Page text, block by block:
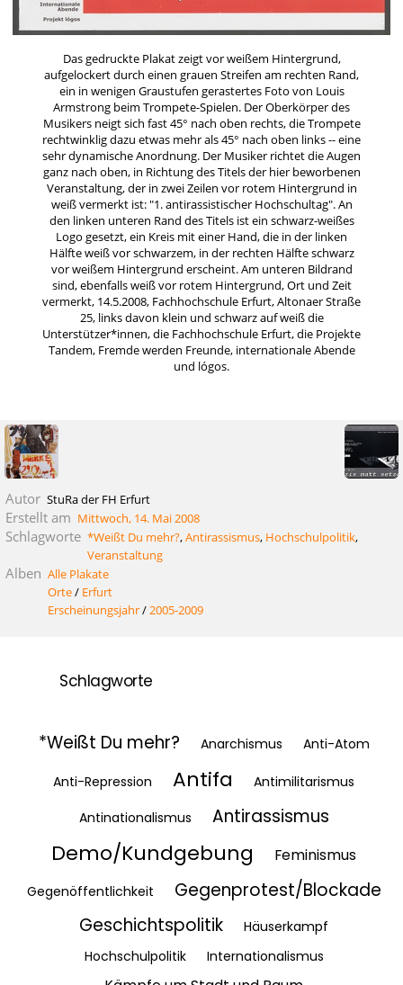
Das gedruckte Plakat zeigt vor weißem Hintergrund,
aufgelockert durch einen grauen Streifen am rechten Rand,
ein in wenigen Graustufen gerastertes Foto von Louis
Armstrong beim Trompete-Spielen. Der Oberkörper des
Musikers neigt sich fast 45° nach oben rechts, die Trompete
rechtwinklig dazu etwas mehr als 45° nach oben links -- eine
sehr dynamische Anordnung. Der Musiker richtet die Augen
ganz nach oben, in Richtung des Titels der hier beworbenen
Veranstaltung, der in zwei Zeilen vor rotem Hintergrund in
weiß vermerkt ist: "1. antirassistischer Hochschultag". An
den linken unteren Rand des Titels ist ein schwarz-weißes
Logo gesetzt, ein Kreis mit einer Hand, die in der linken
Hälfte weiß vor schwarzem, in der rechten Hälfte schwarz
vor weißem Hintergrund erscheint. Am unteren Bildrand
sind, ebenfalls weiß vor rotem Hintergrund, Ort und Zeit
vermerkt, 14.5.2008, Fachhochschule Erfurt, Altonaer Straße
25, links davon klein und schwarz auf weiß die
Unterstützer*innen, die Fachhochschule Erfurt, die Projekte
Tandem, Fremde werden Freunde, internationale Abende
und lógos.
Autor StuRa der FH Erfurt
Erstellt am Mittwoch, 14. Mai 2008
Schlagworte *Weißt Du mehr?,Antirassismus, Hochschulpolitik,
Veranstaltung
Alben Alle Plakate
Orte/ Erfurt
Erscheinungsjahr/2005-2009
Schlagworte
*Weißt Du mehr? Anarchismus Anti-Atom
Anti-Repression Antifa
Antimilitarismus
Antinationalismus
Antirassismus
Demo/Kundgebung Feminismus
Gegenöffentlichkeit
Gegenprotest/Blockade
Geschichtspolitik
Häuserkampf
Hochschulpolitik
Internationalismus